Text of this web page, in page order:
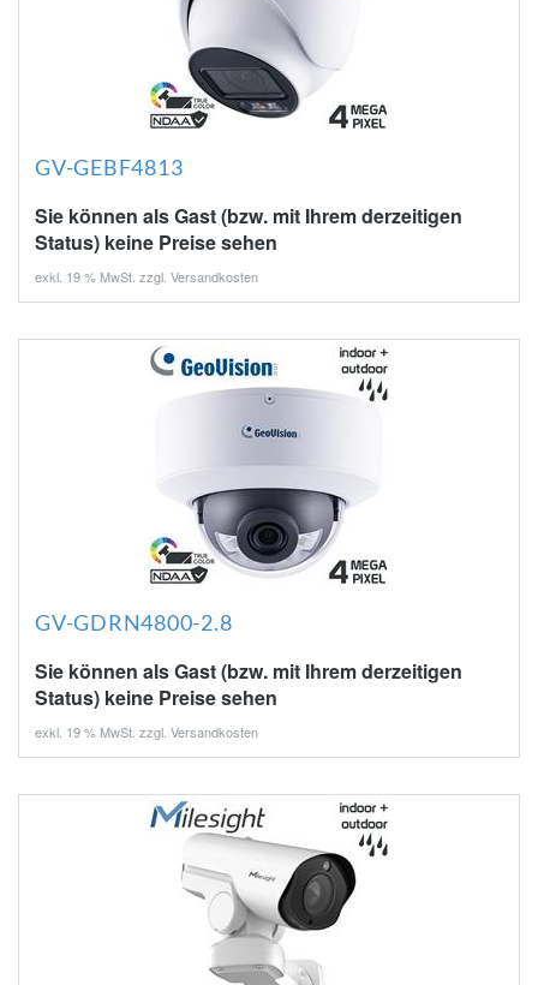
GV-GEBF4813
Sie können als Gast (bzw. mit Ihrem derzeitigen
Status) keine Preise sehen
exkl. 19 % MwSt. zzgl. Versandkosten
GV-GDRN4800-2.8
Sie können als Gast (bzw. mit Ihrem derzeitigen
Status) keine Preise sehen
exkl. 19 % MwSt. zzgl. Versandkosten